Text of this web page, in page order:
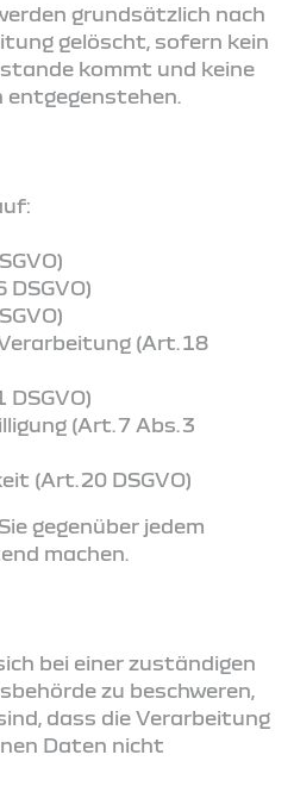
grundsätzlich nach
gelöscht, sofern kein
kommt und keine
(Art. 18
(Art. 7 Abs. 3
(Art. 20 DSGVO)
gegenüber jedem
machen.
bei einer zuständigen
zu beschweren,
dass die Verarbeitung
Daten nicht